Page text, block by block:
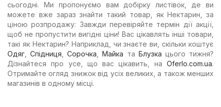
сьогодні. Ми пропонуємо вам добірку листівок, де ви
можете вже зараз знайти такий товар, як Нектарин, за
ціною розпродажу: Завжди перевіряйте термін дії акції,
щоб не пропустити вигідні ціни! Вас цікавлять інші товари,
такі як Нектарин? Наприклад, чи знаєте ви, скільки коштує
Одяг ,Спідниця ,Сорочка ,Майка та Блузка цього тижня?
Дізнайтеся про усе, що вас цікавить, на Oferlo.com.ua.
Отримайте огляд знижок від усіх великих, а також менших
магазинів в одному місці.